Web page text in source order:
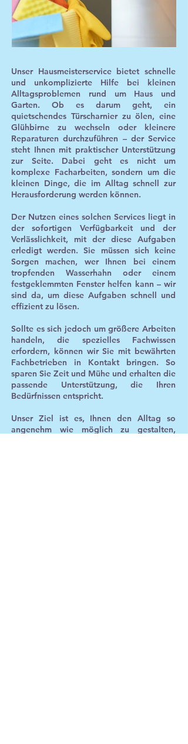
Unser Hausmeisterservice bietet schnelle
und unkomplizierte Hilfe bei kleinen
Alltagsproblemen rund um Haus und
Garten. Ob es darum geht, ein
quietschendes Türscharnier zu ölen, eine
Glühbirne zu wechseln oder kleinere
Reparaturen durchzuführen – der Service
steht Ihnen mit praktischer Unterstützung
zur Seite. Dabei geht es nicht um
komplexe Facharbeiten, sondern um die
kleinen Dinge, die im Alltag schnell zur
Herausforderung werden können.
Der Nutzen eines solchen Services liegt in
der sofortigen Verfügbarkeit und der
Verlässlichkeit, mit der diese Aufgaben
erledigt werden. Sie müssen sich keine
Sorgen machen, wer Ihnen bei einem
tropfenden Wasserhahn oder einem
festgeklemmten Fenster helfen kann – wir
sind da, um diese Aufgaben schnell und
effizient zu lösen.
Sollte es sich jedoch um größere Arbeiten
handeln, die spezielles Fachwissen
erfordern, können wir Sie mit bewährten
Fachbetrieben in Kontakt bringen. So
sparen Sie Zeit und Mühe und erhalten die
passende Unterstützung, die Ihren
Bedürfnissen entspricht.
Unser Ziel ist es, Ihnen den Alltag so
angenehm wie möglich zu gestalten,